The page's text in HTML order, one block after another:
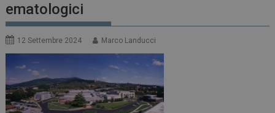
ematologici
12 Settembre 2024 Marco Landucci